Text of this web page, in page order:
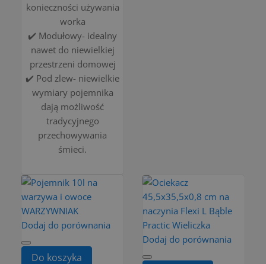
konieczności używania
worka
✔️ Modułowy- idealny
nawet do niewielkiej
przestrzeni domowej
✔️ Pod zlew- niewielkie
wymiary pojemnika
dają możliwość
tradycyjnego
przechowywania
śmieci.
Dodaj do porównania
Do koszyka
Dodaj do porównania